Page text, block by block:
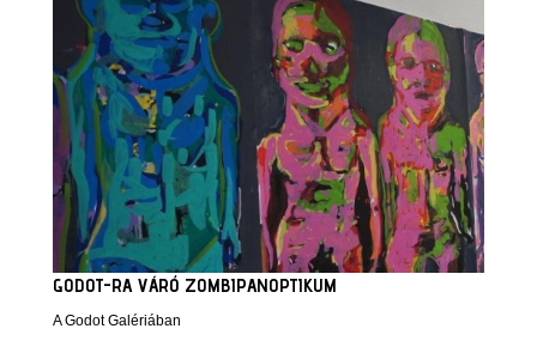
GODOT-RA VÁRÓ ZOMBIPANOPTIKUM
A Godot Galériában